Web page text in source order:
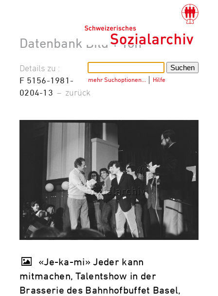
Datenbank Bild + Ton
mehr Suchoptionen… Hilfe
Details zu :
F 5156-1981-
0204-13 – zurück
«Je-ka-mi» Jeder kann
mitmachen, Talentshow in der
Brasserie des Bahnhofbuffet Basel,